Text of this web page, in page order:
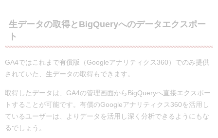
生データの取得とBigQueryへのデータエクスポー
ト
GA4ではこれまで有償版（Googleアナリティクス360）でのみ提供
されていた、生データの取得もできます。
取得したデータは、GA4の管理画面からBigQueryへ直接エクスポー
トすることが可能です。有償のGoogleアナリティクス360を活用し
ているユーザーは、よりデータを活用し深く分析できるようにもな
るでしょう。